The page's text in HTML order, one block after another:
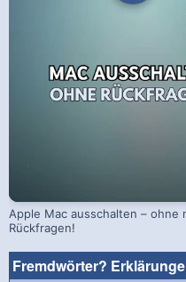
Apple Mac ausschalten – ohne
Rückfragen!
Fremdwörter?